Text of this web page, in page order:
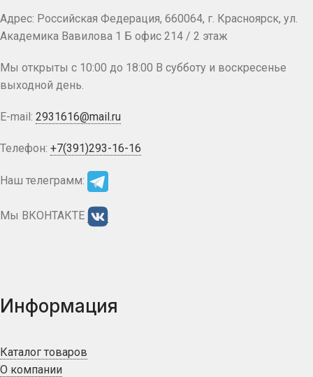
Адрес: Российская Федерация, 660064, г. Красноярск, ул.
Академика Вавилова 1 Б офис 214 / 2 этаж
Мы открыты с 10:00 до 18:00 В субботу и воскресенье
выходной день.
E-mail: 2931616@mail.ru
Телефон: +7(391)293-16-16
Наш телеграмм:
Мы ВКОНТАКТЕ
Информация
Каталог товаров
О компании